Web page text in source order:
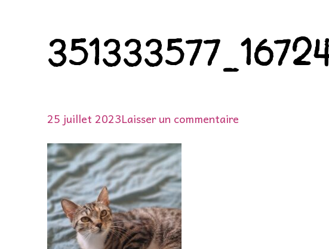
25 juillet 2023Laisser un commentaire